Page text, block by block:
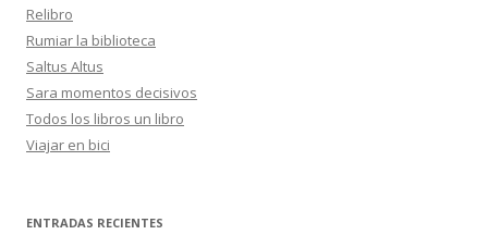
Relibro
Rumiar la biblioteca
Saltus Altus
Sara momentos decisivos
Todos los libros un libro
Viajar en bici
ENTRADAS RECIENTES